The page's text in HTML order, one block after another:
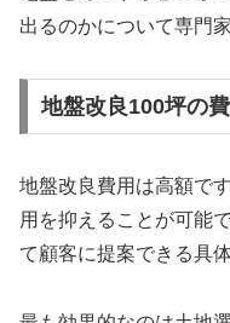
出るのかについて専門
地盤改良100坪の
地盤改良費用は高額で
用を抑えることが可能
て顧客に提案できる具